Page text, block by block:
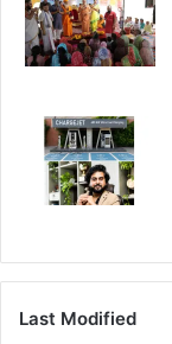
Last Modified